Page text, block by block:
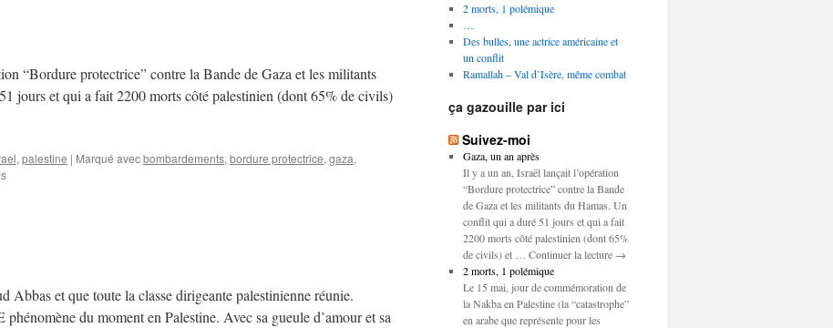
“Bordure protectrice” contre la Bande de Gaza et les militants
jours et qui a fait 2200 morts côté palestinien (dont 65% de civils)
, palestine | Marqué avecbombardements, bordure protectrice, gaza,
Abbas et que toute la classe dirigeante palestinienne réunie.
du moment en Palestine. Avec sa gueule d’amour et sa
2 morts, 1 polémique
…
Des bulles, une actrice américaine et
un conflit
Ramallah – Val d’Isère, même combat
ça gazouille par ici
Suivez-moi
Gaza, un an après
Il y a un an, Israël lançait l’opération
“Bordure protectrice” contre la Bande
de Gaza et les militants du Hamas. Un
conflit qui a duré 51 jours et qui a fait
2200 morts côté palestinien (dont 65%
de civils) et … Continuer la lecture →
2 morts, 1 polémique
Le 15 mai, jour de commémoration de
la Nakba en Palestine (la “catastrophe”
en arabe que représente pour les